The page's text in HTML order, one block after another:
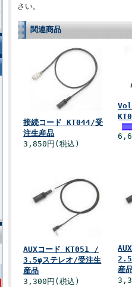
さい。
関連商品
接続コード KT044/受
注生産品
3,850円(税込)
Vol
AUXコード KT051 /
3.5φステレオ/受注生
産品
3,300円(税込)
産